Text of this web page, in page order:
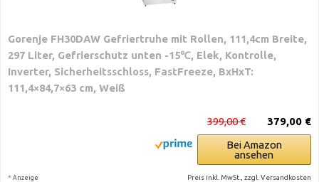
Gorenje FH30DAW Gefriertruhe mit Rollen, 111,4cm Breite,
297 Liter, Gefrierschutz unten -15℃, Elek, Kontrolle,
Inverter, Sicherheitsschloss, FastFreeze, BxHxT:
111,4×84,7×63 cm, Weiß
379,00 €
399,00 €
Bei Amazon
ansehen
* Anzeige Preis inkl. MwSt., zzgl. Versandkosten